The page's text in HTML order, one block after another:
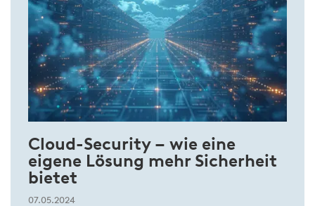
Cloud-Security – wie eine
eigene Lösung mehr Sicherheit
bietet
07.05.2024